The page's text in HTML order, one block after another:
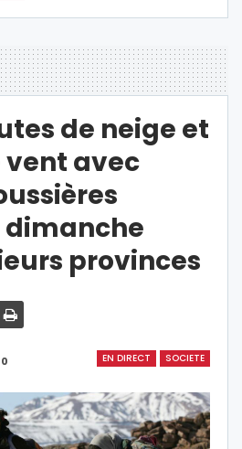
de neige et
avec
provinces
EN DIRECT SOCIETE